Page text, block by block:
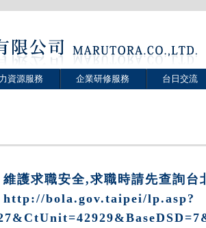
資源服務 企業研修服務 台日交流
維護求職安全,求職時請先查詢
http://bola.gov.taipei/lp.asp?